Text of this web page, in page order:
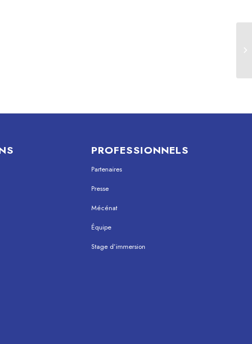
PROFESSIONNELS
Partenaires
Presse
Mécénat
Équipe
Stage d’immersion